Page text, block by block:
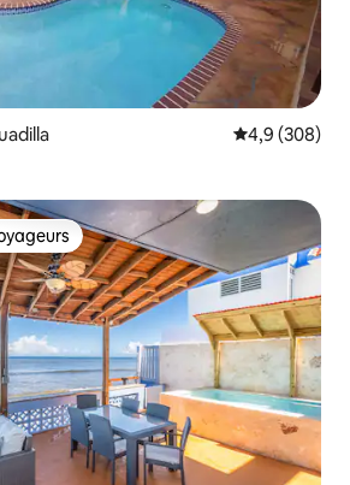
Évaluation
4,9 (308)
les plus appréciés